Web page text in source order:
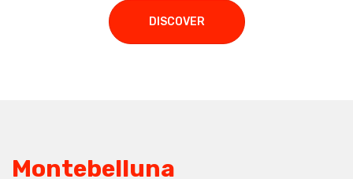
DISCOVER
Montebelluna